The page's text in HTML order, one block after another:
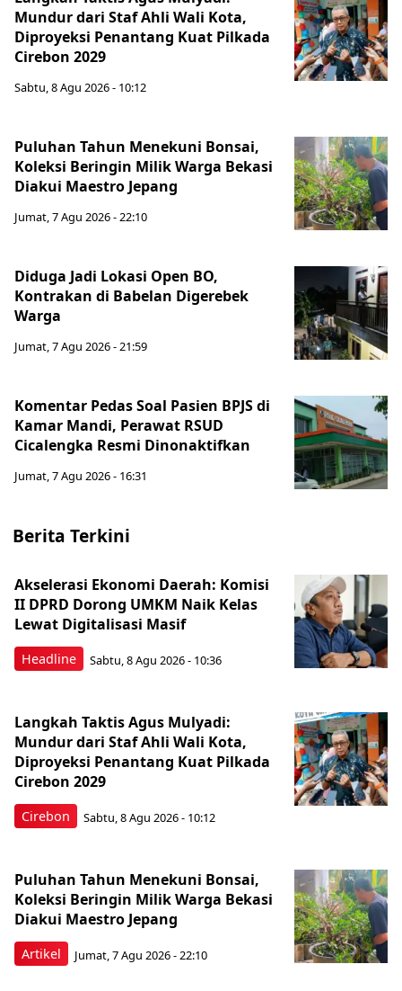
Mundur dari Staf Ahli Wali Kota,
Diproyeksi Penantang Kuat Pilkada
Cirebon 2029
Sabtu, 8 Agu 2026 - 10:12
Puluhan Tahun Menekuni Bonsai,
Koleksi Beringin Milik Warga Bekasi
Diakui Maestro Jepang
Jumat, 7 Agu 2026 - 22:10
Diduga Jadi Lokasi Open BO,
Kontrakan di Babelan Digerebek
Warga
Jumat, 7 Agu 2026 - 21:59
Komentar Pedas Soal Pasien BPJS di
Kamar Mandi, Perawat RSUD
Cicalengka Resmi Dinonaktifkan
Jumat, 7 Agu 2026 - 16:31
Berita Terkini
Headline
Akselerasi Ekonomi Daerah: Komisi
II DPRD Dorong UMKM Naik Kelas
Lewat Digitalisasi Masif
Sabtu, 8 Agu 2026 - 10:36
Cirebon
Langkah Taktis Agus Mulyadi:
Mundur dari Staf Ahli Wali Kota,
Diproyeksi Penantang Kuat Pilkada
Cirebon 2029
Sabtu, 8 Agu 2026 - 10:12
Artikel
Puluhan Tahun Menekuni Bonsai,
Koleksi Beringin Milik Warga Bekasi
Diakui Maestro Jepang
Jumat, 7 Agu 2026 - 22:10